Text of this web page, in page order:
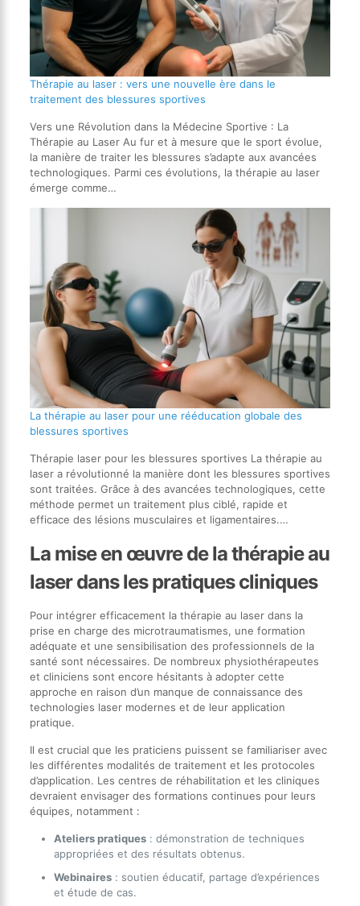
Thérapie au laser : vers une nouvelle ère dans le
traitement des blessures sportives
Vers une Révolution dans la Médecine Sportive : La
Thérapie au Laser Au fur et à mesure que le sport évolue,
la manière de traiter les blessures s’adapte aux avancées
technologiques. Parmi ces évolutions, la thérapie au laser
émerge comme…
La thérapie au laser pour une rééducation globale des
blessures sportives
Thérapie laser pour les blessures sportives La thérapie au
laser a révolutionné la manière dont les blessures sportives
sont traitées. Grâce à des avancées technologiques, cette
méthode permet un traitement plus ciblé, rapide et
efficace des lésions musculaires et ligamentaires.…
La mise en œuvre de la thérapie au
laser dans les pratiques cliniques
Pour intégrer efficacement la thérapie au laser dans la
prise en charge des microtraumatismes, une formation
adéquate et une sensibilisation des professionnels de la
santé sont nécessaires. De nombreux physiothérapeutes
et cliniciens sont encore hésitants à adopter cette
approche en raison d’un manque de connaissance des
technologies laser modernes et de leur application
pratique.
Il est crucial que les praticiens puissent se familiariser avec
les différentes modalités de traitement et les protocoles
d’application. Les centres de réhabilitation et les cliniques
devraient envisager des formations continues pour leurs
équipes, notamment :
Ateliers pratiques: démonstration de techniques
appropriées et des résultats obtenus.
Webinaires: soutien éducatif, partage d’expériences
et étude de cas.